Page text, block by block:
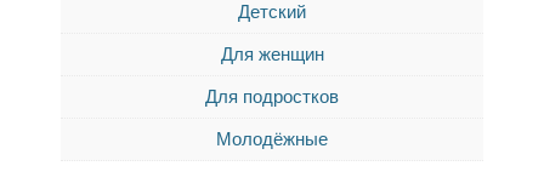
Детский
Для женщин
Для подростков
Молодёжные